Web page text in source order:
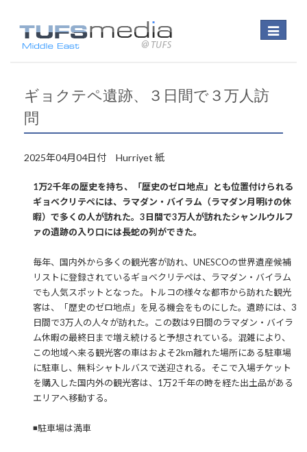
Toggle
ギョクテペ遺跡、３日間で３万人訪
問
2025年04月04日付 Hurriyet 紙
1万2千年の歴史を持ち、「歴史のゼロ地点」とも位置付けられる
ギョベクリテペには、ラマダン・バイラム（ラマダン月明けの休
暇）で多くの人が訪れた。3日間で3万人が訪れたシャンルウルフ
ァの遺跡の入り口には長蛇の列ができた。
毎年、国内外から多くの観光客が訪れ、UNESCOの世界遺産候補
リストに登録されているギョベクリテペは、ラマダン・バイラム
でも人気スポットとなった。トルコの様々な都市から訪れた観光
客は、「歴史のゼロ地点」を見る機会をものにした。遺跡には、3
日間で3万人の人々が訪れた。この数は9日間のラマダン・バイラ
ム休暇の最終日まで増え続けると予想されている。混雑により、
この地域へ来る観光客の車はおよそ2km離れた場所にある駐車場
に駐車し、無料シャトルバスで送迎される。そこで入場チケット
を購入した国内外の観光客は、1万2千年の時を経た出土品がある
エリアへ移動する。
◾️駐車場は満車